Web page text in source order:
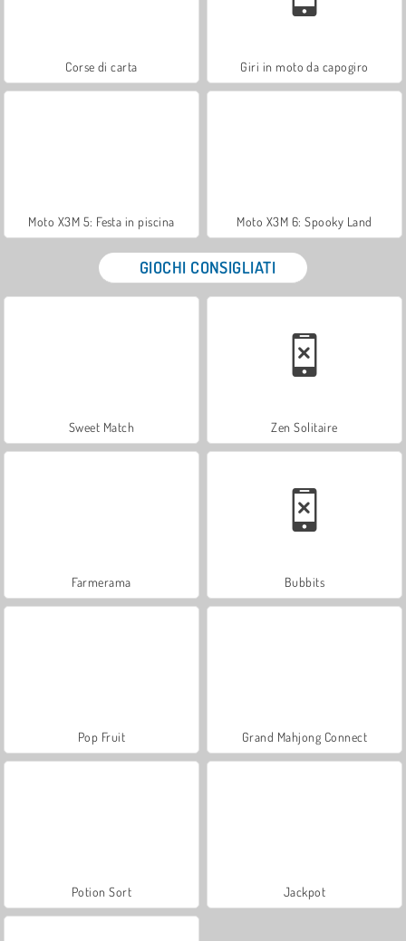
Corse di carta Giri in moto da capogiro
Moto X3M 5: Festa in piscina Moto X3M 6: Spooky Land
GIOCHI CONSIGLIATI
Sweet Match Zen Solitaire
Farmerama Bubbits
Pop Fruit Grand Mahjong Connect
Potion Sort Jackpot